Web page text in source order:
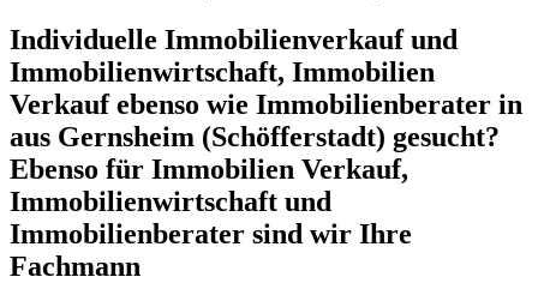
Individuelle Immobilienverkauf und
Immobilienwirtschaft, Immobilien
Verkauf ebenso wie Immobilienberater in
aus Gernsheim (Schöfferstadt) gesucht?
Ebenso für Immobilien Verkauf,
Immobilienwirtschaft und
Immobilienberater sind wir Ihre
Fachmann